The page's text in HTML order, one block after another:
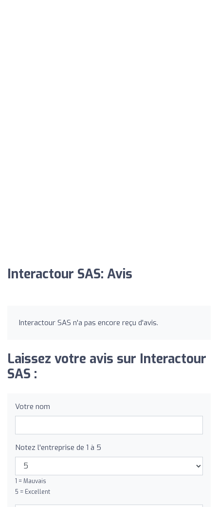
Interactour SAS: Avis
Interactour SAS n'a pas encore reçu d'avis.
Laissez votre avis sur Interactour
SAS :
Votre nom
Notez l'entreprise de 1 à 5
1 = Mauvais
5 = Excellent